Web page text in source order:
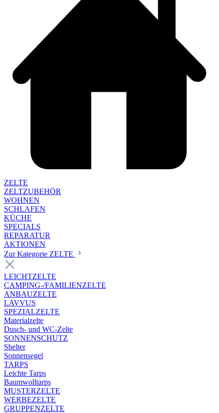
ZELTE
ZELTZUBEHÖR
WOHNEN
SCHLAFEN
KÜCHE
SPECIALS
REPARATUR
AKTIONEN
Zur Kategorie ZELTE
LEICHTZELTE
CAMPING-/FAMILIENZELTE
ANBAUZELTE
LAVVUS
SPEZIALZELTE
Materialzelte
Dusch- und WC-Zelte
SONNENSCHUTZ
Shelter
Sonnensegel
TARPS
Leichte Tarps
Baumwolltarps
MUSTERZELTE
WERBEZELTE
GRUPPENZELTE